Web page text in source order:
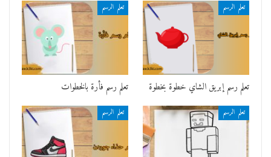
تعلم الرسم
تعلم رسم إبريق الشاي خطوة بخطوة
تعلم الرسم
تعلم رسم فأرة بالخطوات
تعلم الرسم تعلم الرسم